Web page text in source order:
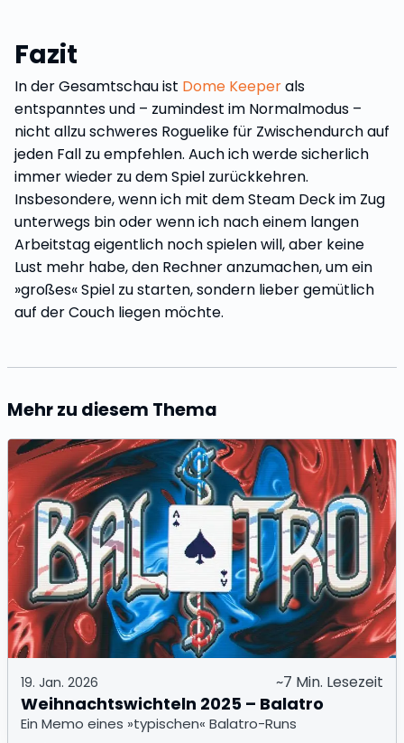
Fazit
In der Gesamtschau ist Dome Keeperals
entspanntes und – zumindest im Normalmodus –
nicht allzu schweres Roguelike für Zwischendurch auf
jeden Fall zu empfehlen. Auch ich werde sicherlich
immer wieder zu dem Spiel zurückkehren.
Insbesondere, wenn ich mit dem Steam Deck im Zug
unterwegs bin oder wenn ich nach einem langen
Arbeitstag eigentlich noch spielen will, aber keine
Lust mehr habe, den Rechner anzumachen, um ein
»großes« Spiel zu starten, sondern lieber gemütlich
auf der Couch liegen möchte.
Mehr zu diesem Thema
19. Jan. 2026 ~7 Min. Lesezeit
Weihnachtswichteln 2025 – Balatro
Ein Memo eines »typischen« Balatro-Runs